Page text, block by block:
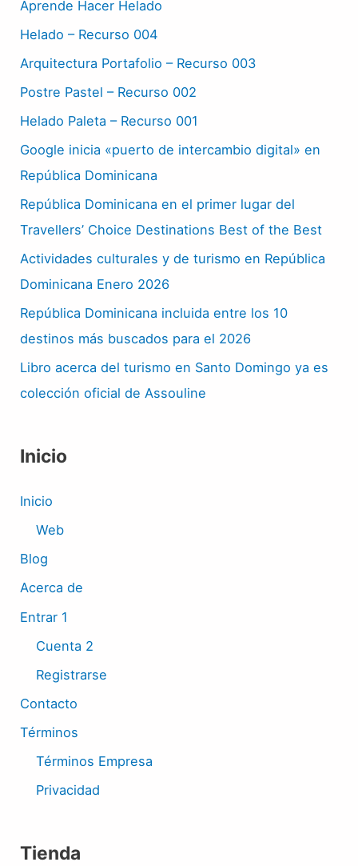
Aprende Hacer Helado
Helado – Recurso 004
Arquitectura Portafolio – Recurso 003
Postre Pastel – Recurso 002
Helado Paleta – Recurso 001
Google inicia «puerto de intercambio digital» en
República Dominicana
República Dominicana en el primer lugar del
Travellers’ Choice Destinations Best of the Best
Actividades culturales y de turismo en República
Dominicana Enero 2026
República Dominicana incluida entre los 10
destinos más buscados para el 2026
Libro acerca del turismo en Santo Domingo ya es
colección oficial de Assouline
Inicio
Inicio
Web
Blog
Acerca de
Entrar 1
Cuenta 2
Registrarse
Contacto
Términos
Términos Empresa
Privacidad
Tienda